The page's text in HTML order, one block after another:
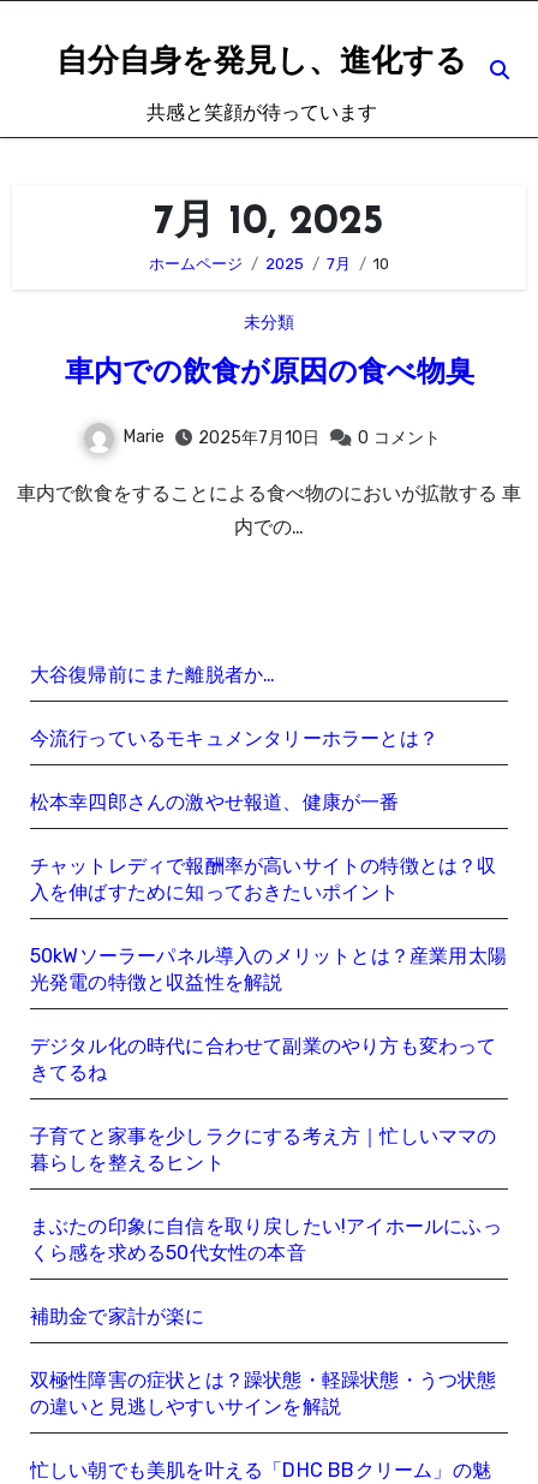
自分自身を発見し、進化する
共感と笑顔が待っています
7月 10, 2025
ホームページ 2025 7月 10
未分類
車内での飲食が原因の食べ物臭
Marie 2025年7月10日 0 コメント
車内で飲食をすることによる食べ物のにおいが拡散する 車
内での…
大谷復帰前にまた離脱者か…
今流行っているモキュメンタリーホラーとは？
松本幸四郎さんの激やせ報道、健康が一番
チャットレディで報酬率が高いサイトの特徴とは？収
入を伸ばすために知っておきたいポイント
50kWソーラーパネル導入のメリットとは？産業用太陽
光発電の特徴と収益性を解説
デジタル化の時代に合わせて副業のやり方も変わって
きてるね
子育てと家事を少しラクにする考え方｜忙しいママの
暮らしを整えるヒント
まぶたの印象に自信を取り戻したい!アイホールにふっ
くら感を求める50代女性の本音
補助金で家計が楽に
双極性障害の症状とは？躁状態・軽躁状態・うつ状態
の違いと見逃しやすいサインを解説
忙しい朝でも美肌を叶える「DHC BBクリーム」の魅